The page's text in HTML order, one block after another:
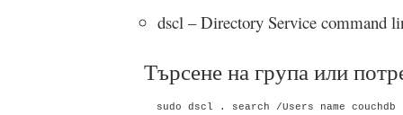
dscl – Directory Service command
Търсене на група или
  sudo dscl . search /Users name couchdb